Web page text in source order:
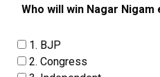
Who will win Nagar
1. BJP
2. Congress